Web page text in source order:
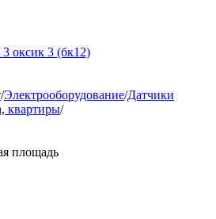
оксик 3 (бк12)
/Электрооборудование/Датчики
квартиры/
площадь